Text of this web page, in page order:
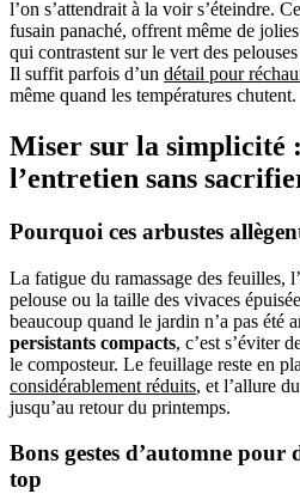
l’on s’attendrait à la voir s’éteindre.
fusain panaché, offrent même de
qui contrastent sur le vert des
Il suffit parfois d’un détail pour
même quand les températures chutent.
Miser sur la simplicité
l’entretien sans
Pourquoi ces arbustes
La fatigue du ramassage des feuilles,
pelouse ou la taille des vivaces
beaucoup quand le jardin n’a pas été
persistants compacts, c’est s’éviter
le composteur. Le feuillage reste en
considérablement réduits, et l’allure
jusqu’au retour du printemps.
Bons gestes d’automne pour
top